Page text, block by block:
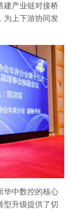
建产业链对接桥
为上下游协同发
华中数控的核心
型升级提供了切